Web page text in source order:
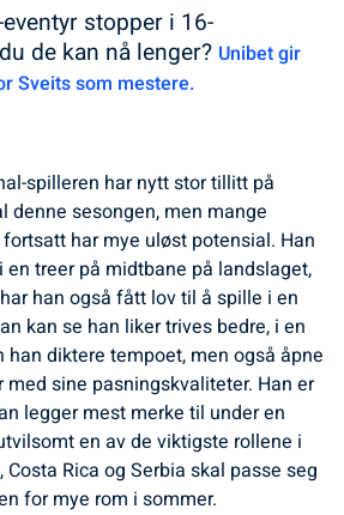
stopper i 16-
de kan nå lenger? Unibet gir
Sveits som mestere.
spilleren har nytt stor tillitt på
denne sesongen, men mange
har mye uløst potensial. Han
treer på midtbane på landslaget,
han også fått lov til å spille i en
kan se han liker trives bedre, i en
diktere tempoet, men også åpne
sine pasningskvaliteter. Han er
legger mest merke til under en
en av de viktigste rollene i
Costa Rica og Serbia skal passe seg
for mye rom i sommer.